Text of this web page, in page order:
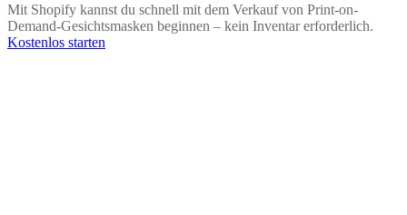
Mit Shopify kannst du schnell mit dem Verkauf von Print-on-
Demand-Gesichtsmasken beginnen – kein Inventar erforderlich.
Kostenlos starten